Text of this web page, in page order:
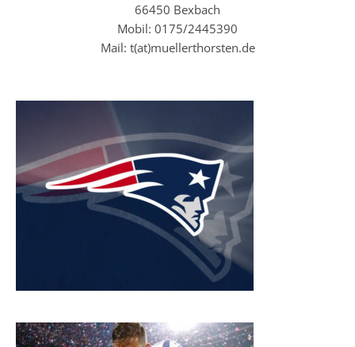
66450 Bexbach
Mobil: 0175/2445390
Mail: t(at)muellerthorsten.de